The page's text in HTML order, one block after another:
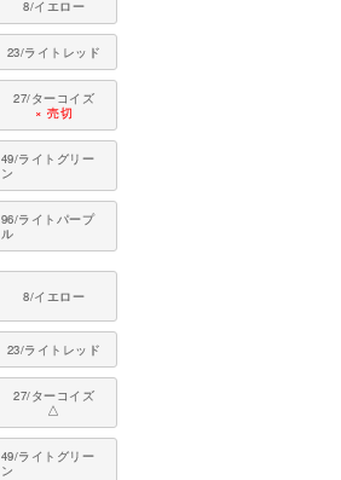
8/イエロー
23/ライトレッド
27/ターコイズ
× 売切
49/ライトグリー
ン
96/ライトパープ
ル
8/イエロー
23/ライトレッド
27/ターコイズ
△
49/ライトグリー
ン